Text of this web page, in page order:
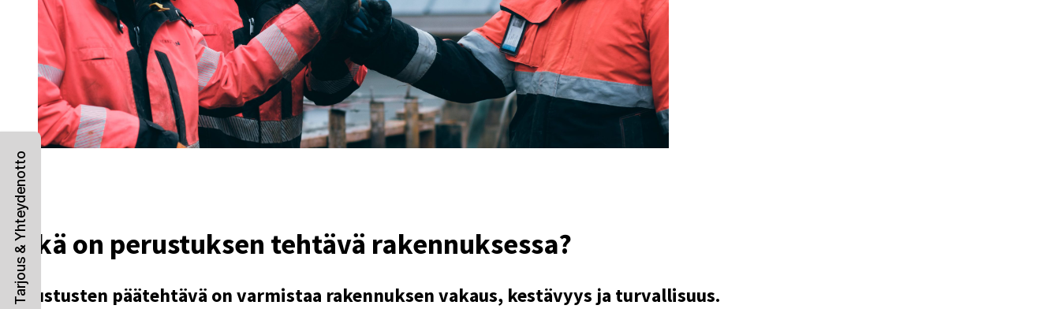
Tarjous & Yhteydenotto
Mikä on perustuksen tehtävä rakennuksessa?
Perustusten päätehtävä on varmistaa rakennuksen vakaus, kestävyys ja turvallisuus.